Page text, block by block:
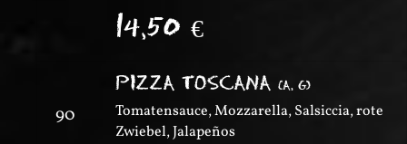
14,50 €
90
PIZZA TOSCANA (A, G)
Tomatensauce, Mozzarella, Salsiccia, rote
Zwiebel, Jalapeños